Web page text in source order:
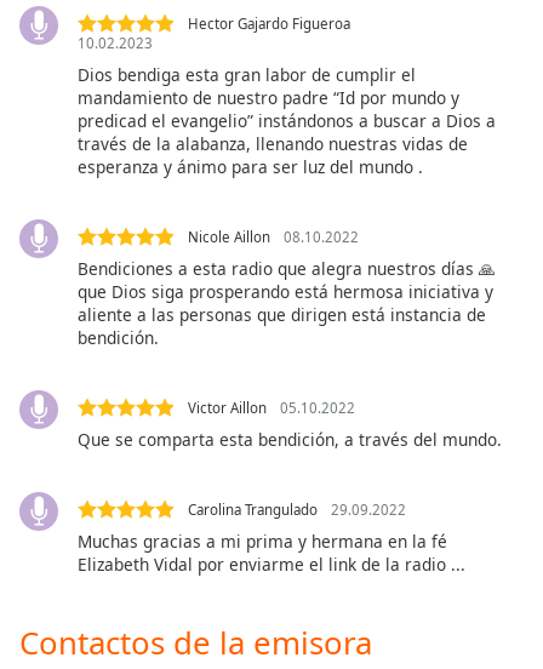
Font
Family
End
Hector Gajardo Figueroa
10.02.2023
Dios bendiga esta gran labor de cumplir el
mandamiento de nuestro padre “Id por mundo y
predicad el evangelio” instándonos a buscar a Dios a
través de la alabanza, llenando nuestras vidas de
esperanza y ánimo para ser luz del mundo .
Nicole Aillon 08.10.2022
Bendiciones a esta radio que alegra nuestros días 🙏
que Dios siga prosperando está hermosa iniciativa y
aliente a las personas que dirigen está instancia de
bendición.
Victor Aillon 05.10.2022
Que se comparta esta bendición, a través del mundo.
Carolina Trangulado 29.09.2022
Muchas gracias a mi prima y hermana en la fé
Elizabeth Vidal por enviarme el link de la radio ...
Contactos de la emisora